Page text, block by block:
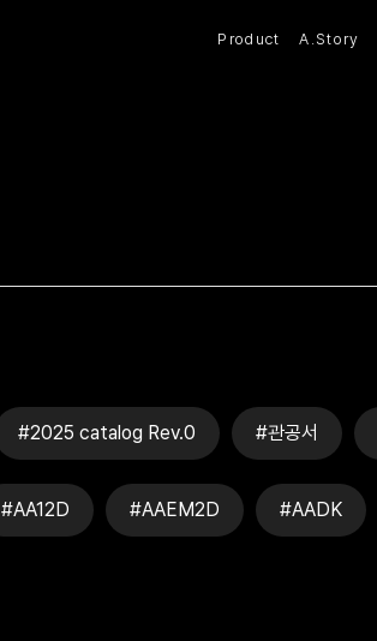
Product A.Story
#2025 catalog Rev.0 #관공서
#AA12D #AAEM2D #AADK